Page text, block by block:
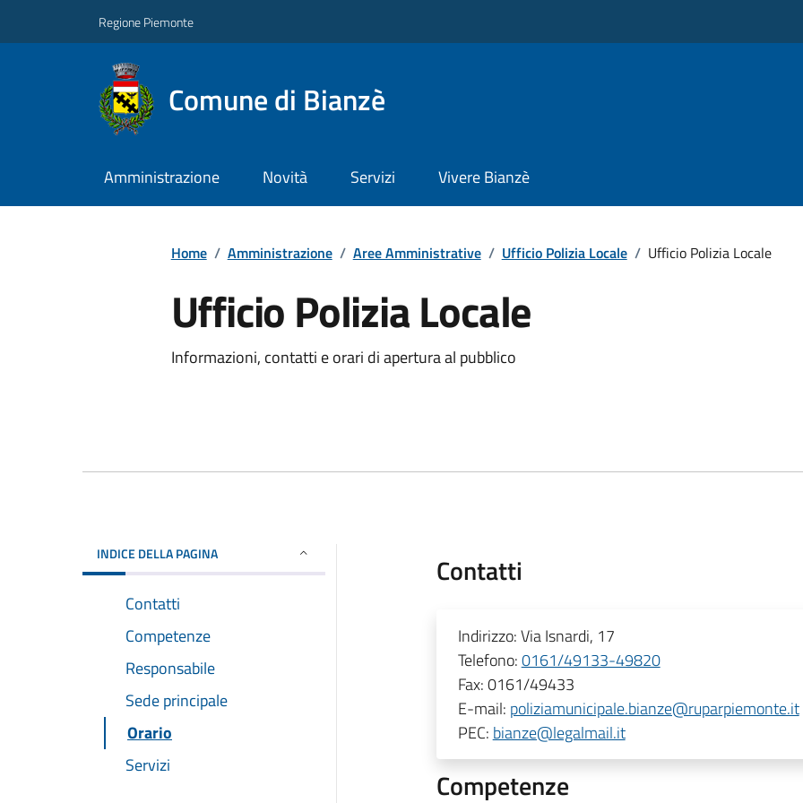
Regione Piemonte
Comune di Bianzè
Amministrazione Novità Servizi Vivere Bianzè
Home / Amministrazione / Aree Amministrative / Ufficio Polizia Locale / Ufficio Polizia Locale
Ufficio Polizia Locale
Informazioni, contatti e orari di apertura al pubblico
INDICE DELLA PAGINA
Contatti
Competenze
Responsabile
Sede principale
Orario
Servizi
Contatti
Indirizzo:Via Isnardi, 17
Telefono:0161/49133-49820
Fax:0161/49433
E-mail: poliziamunicipale.bianze@ruparpiemonte.it
PEC: bianze@legalmail.it
Competenze